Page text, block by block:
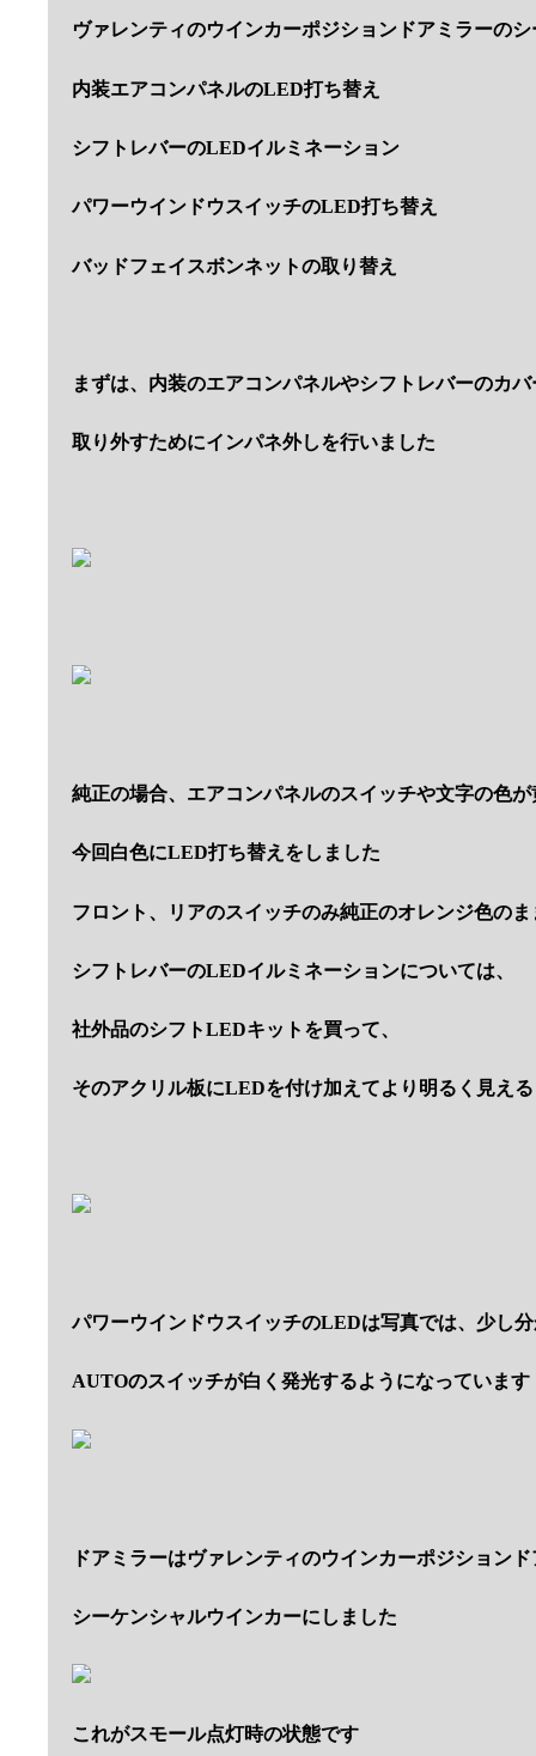
ヴァレンティのウインカーポジションドアミラーの
内装エアコンパネルのLED打ち替え
シフトレバーのLEDイルミネーション
パワーウインドウスイッチのLED打ち替え
バッドフェイスボンネットの取り替え
まずは、内装のエアコンパネルやシフトレバーのカバ
取り外すためにインパネ外しを行いました
純正の場合、エアコンパネルのスイッチや文字の色
今回 白色にLED打ち替えをしました
フロント、リアのスイッチのみ純正のオレンジ色の
シフトレバーのLEDイルミネーションについては、
社外品のシフトLEDキットを買って、
そのアクリル板にLEDを付け加えてより明るく見え
パワーウインドウスイッチのLEDは写真では、少し
AUTOのスイッチが白く発光するようになっています
ドアミラーはヴァレンティのウインカーポジション
シーケンシャルウインカーにしました
これがスモール点灯時の状態です